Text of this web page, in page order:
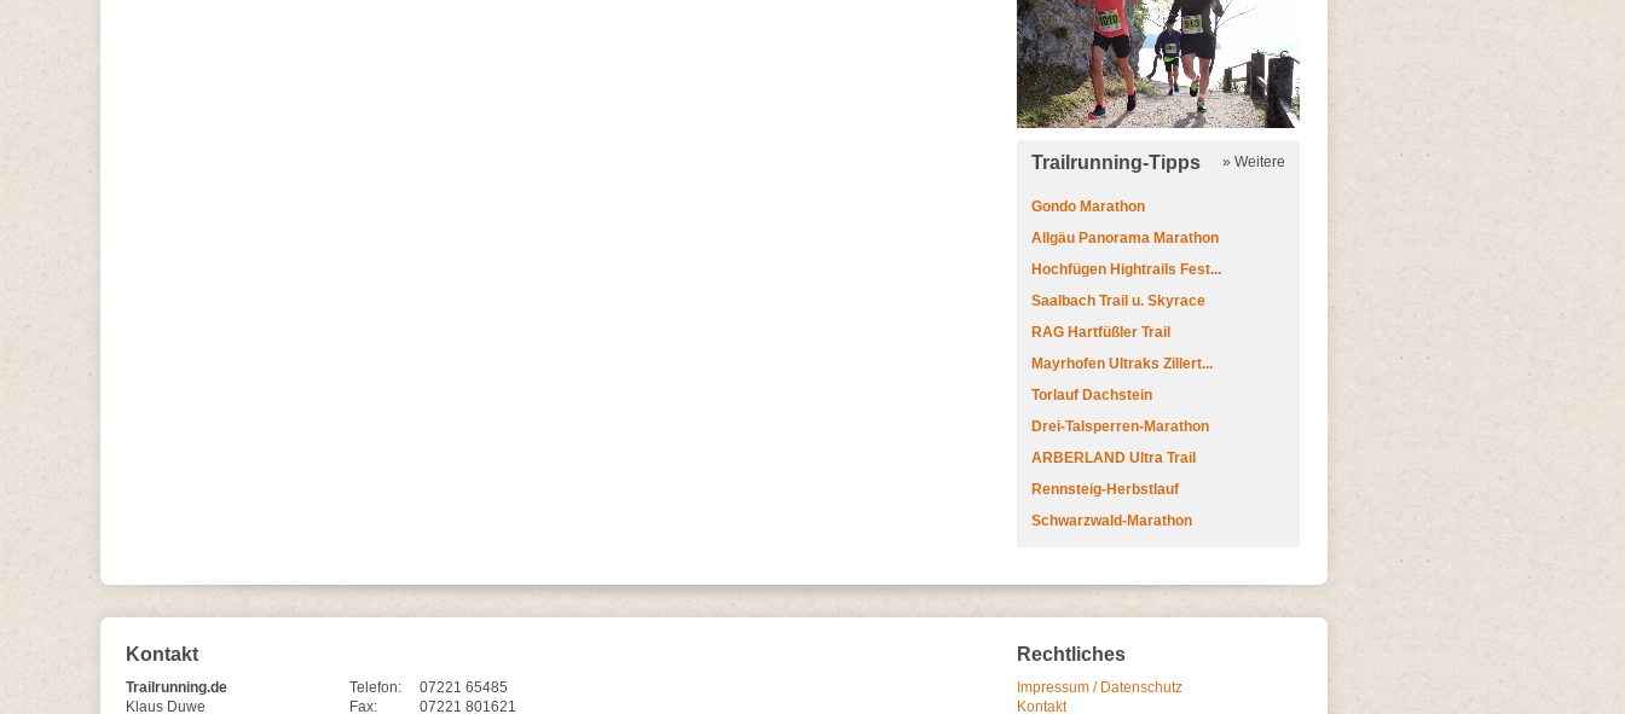
Trailrunning-Tipps » Weitere
Gondo Marathon
Allgäu Panorama Marathon
Hochfügen Hightrails Fest...
Saalbach Trail u. Skyrace
RAG Hartfüßler Trail
Mayrhofen Ultraks Zillert...
Torlauf Dachstein
Drei-Talsperren-Marathon
ARBERLAND Ultra Trail
Rennsteig-Herbstlauf
Schwarzwald-Marathon
Kontakt
Trailrunning.de
Klaus Duwe
Telefon:
07221 65485
Fax:
07221 801621
Rechtliches
Impressum / Datenschutz
Kontakt